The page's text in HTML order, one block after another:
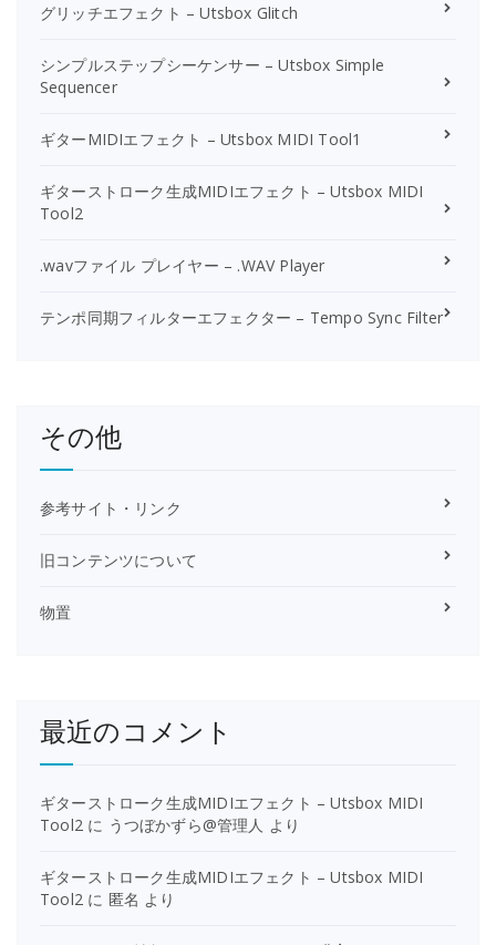
グリッチエフェクト – Utsbox Glitch
シンプルステップシーケンサー – Utsbox Simple
Sequencer
ギターMIDIエフェクト – Utsbox MIDI Tool1
ギターストローク生成MIDIエフェクト – Utsbox MIDI
Tool2
.wavファイル プレイヤー – .WAV Player
テンポ同期フィルターエフェクター – Tempo Sync Filter
その他
参考サイト・リンク
旧コンテンツについて
物置
最近のコメント
ギターストローク生成MIDIエフェクト – Utsbox MIDI
Tool2 に うつぼかずら@管理人 より
ギターストローク生成MIDIエフェクト – Utsbox MIDI
Tool2 に 匿名 より